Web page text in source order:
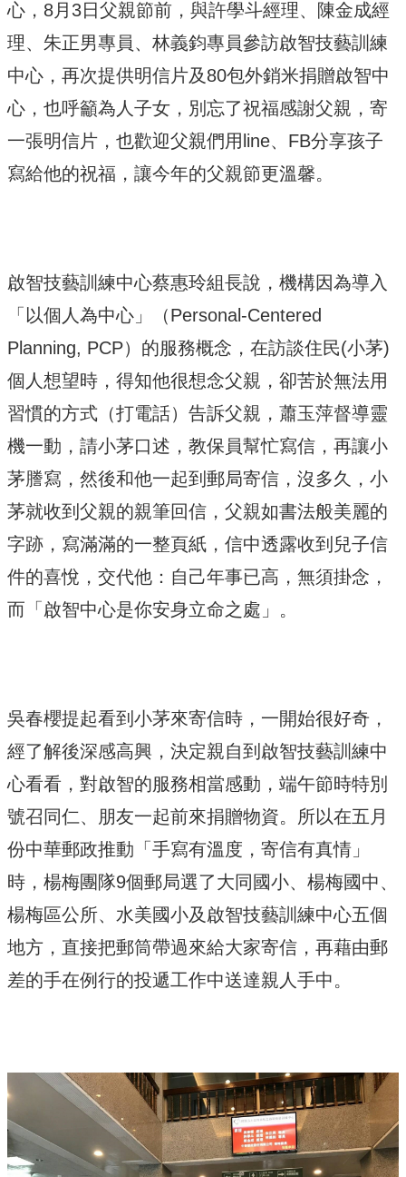
心，8月3日父親節前，與許學斗經理、陳金成經
理、朱正男專員、林義鈞專員參訪啟智技藝訓練
中心，再次提供明信片及80包外銷米捐贈啟智中
心，也呼籲為人子女，別忘了祝福感謝父親，寄
一張明信片，也歡迎父親們用line、FB分享孩子
寫給他的祝福，讓今年的父親節更溫馨。
啟智技藝訓練中心蔡惠玲組長說，機構因為導入
「以個人為中心」（Personal-Centered
Planning, PCP）的服務概念，在訪談住民(小茅)
個人想望時，得知他很想念父親，卻苦於無法用
習慣的方式（打電話）告訴父親，蕭玉萍督導靈
機一動，請小茅口述，教保員幫忙寫信，再讓小
茅謄寫，然後和他一起到郵局寄信，沒多久，小
茅就收到父親的親筆回信，父親如書法般美麗的
字跡，寫滿滿的一整頁紙，信中透露收到兒子信
件的喜悅，交代他：自己年事已高，無須掛念，
而「啟智中心是你安身立命之處」。
吳春櫻提起看到小茅來寄信時，一開始很好奇，
經了解後深感高興，決定親自到啟智技藝訓練中
心看看，對啟智的服務相當感動，端午節時特別
號召同仁、朋友一起前來捐贈物資。所以在五月
份中華郵政推動「手寫有溫度，寄信有真情」
時，楊梅團隊9個郵局選了大同國小、楊梅國中、
楊梅區公所、水美國小及啟智技藝訓練中心五個
地方，直接把郵筒帶過來給大家寄信，再藉由郵
差的手在例行的投遞工作中送達親人手中。